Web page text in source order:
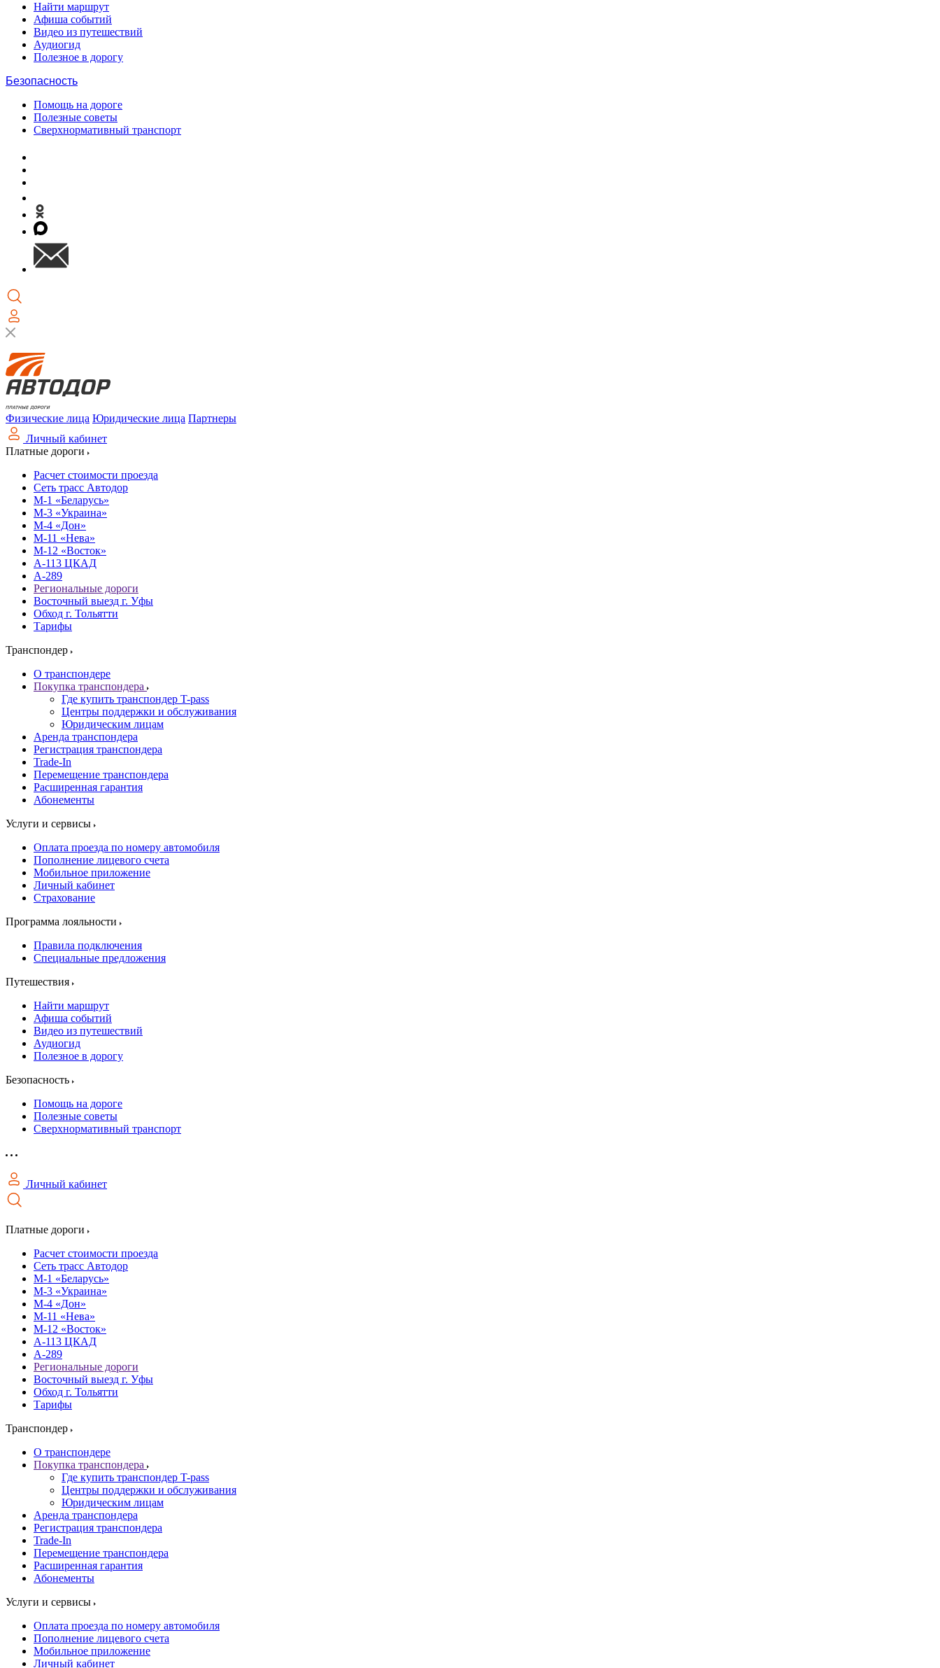
Найти маршрут
Афиша событий
Видео из путешествий
Аудиогид
Полезное в дорогу
Безопасность
Помощь на дороге
Полезные советы
Сверхнормативный транспорт
Физические лица Юридические лица Партнеры
Личный кабинет
Платные дороги
Расчет стоимости проезда
Сеть трасс Автодор
М-1 «Беларусь»
М-3 «Украина»
М-4 «Дон»
М-11 «Нева»
М-12 «Восток»
А-113 ЦКАД
А-289
Региональные дороги
Восточный выезд г. Уфы
Обход г. Тольятти
Тарифы
Транспондер
О транспондере
Покупка транспондера
Где купить транспондер T-pass
Центры поддержки и обслуживания
Юридическим лицам
Аренда транспондера
Регистрация транспондера
Trade-In
Перемещение транспондера
Расширенная гарантия
Абонементы
Услуги и сервисы
Оплата проезда по номеру автомобиля
Пополнение лицевого счета
Мобильное приложение
Личный кабинет
Страхование
Программа лояльности
Правила подключения
Специальные предложения
Путешествия
Найти маршрут
Афиша событий
Видео из путешествий
Аудиогид
Полезное в дорогу
Безопасность
Помощь на дороге
Полезные советы
Сверхнормативный транспорт
Личный кабинет
Платные дороги
Расчет стоимости проезда
Сеть трасс Автодор
М-1 «Беларусь»
М-3 «Украина»
М-4 «Дон»
М-11 «Нева»
М-12 «Восток»
А-113 ЦКАД
А-289
Региональные дороги
Восточный выезд г. Уфы
Обход г. Тольятти
Тарифы
Транспондер
О транспондере
Покупка транспондера
Где купить транспондер T-pass
Центры поддержки и обслуживания
Юридическим лицам
Аренда транспондера
Регистрация транспондера
Trade-In
Перемещение транспондера
Расширенная гарантия
Абонементы
Услуги и сервисы
Оплата проезда по номеру автомобиля
Пополнение лицевого счета
Мобильное приложение
Личный кабинет